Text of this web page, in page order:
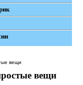
вещи